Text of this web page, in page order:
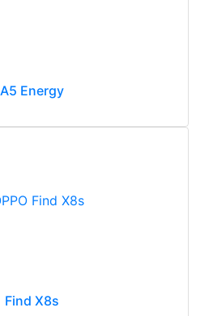
A5 Energy
Find X8s